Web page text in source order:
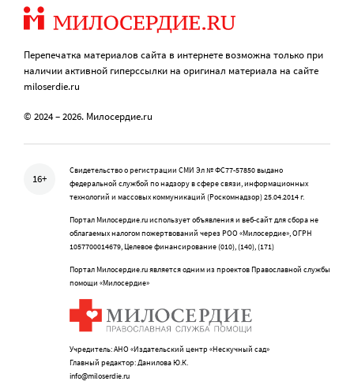
Перепечатка материалов сайта в интернете возможна только при
наличии активной гиперссылки на оригинал материала на сайте
miloserdie.ru
© 2024 – 2026. Милосердие.ru
16+
Свидетельство о регистрации СМИ Эл № ФС77-57850 выдано
федеральной службой по надзору в сфере связи, информационных
технологий и массовых коммуникаций (Роскомнадзор) 25.04.2014 г.
Портал Милосердие.ru использует объявления и веб-сайт для сбора не
облагаемых налогом пожертвований через РОО «Милосердие», ОГРН
1057700014679, Целевое финансирование (010), (140), (171)
Портал Милосердие.ru является одним из проектов Православной службы
помощи «Милосердие»
Учредитель: АНО «Издательский центр «Нескучный сад»
Главный редактор: Данилова Ю.К.
info@miloserdie.ru